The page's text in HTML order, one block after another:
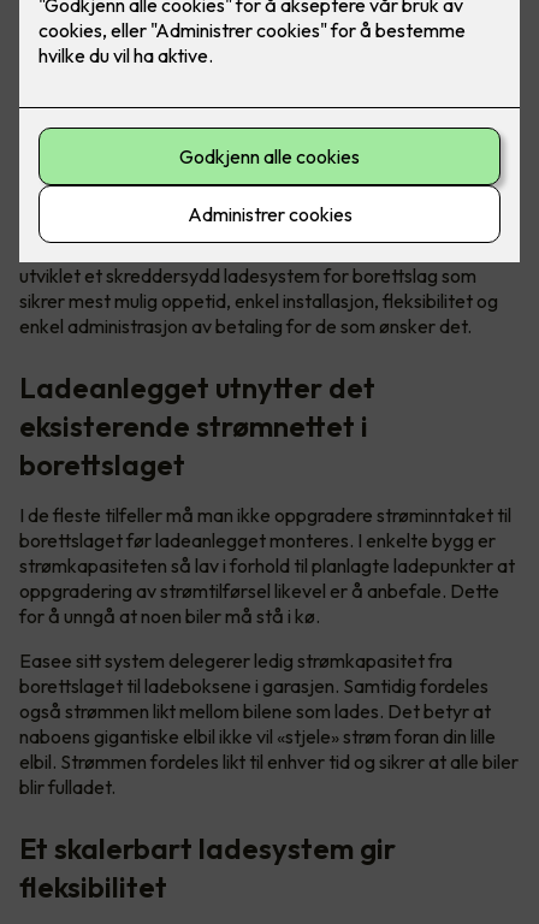
Bilde: Easee. Flere laderoboter kan kobles sammen
Det er mye å sette seg inn i og mange valg som skal tas
både av styret og generalforsamling.Norske Easeehar
utviklet et skreddersydd ladesystem for borettslag som
sikrer mest mulig oppetid, enkel installasjon, fleksibilitet og
enkel administrasjon av betaling for de som ønsker det.
Ladeanlegget utnytter det
eksisterende strømnettet i
borettslaget
I de fleste tilfeller må man ikke oppgradere strøminntaket til
borettslaget før ladeanlegget monteres. I enkelte bygg er
strømkapasiteten så lav i forhold til planlagte ladepunkter at
oppgradering av strømtilførsel likevel er å anbefale. Dette
for å unngå at noen biler må stå i kø.
Easee sitt system delegerer ledig strømkapasitet fra
borettslaget til ladeboksene i garasjen. Samtidig fordeles
også strømmen likt mellom bilene som lades. Det betyr at
naboens gigantiske elbil ikke vil «stjele» strøm foran din lille
elbil. Strømmen fordeles likt til enhver tid og sikrer at alle biler
blir fulladet.
Et skalerbart ladesystem gir
fleksibilitet